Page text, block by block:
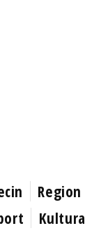
Region
Kultura